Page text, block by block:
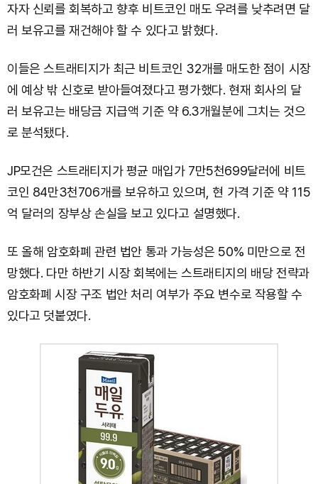
자자 신뢰를 회복하고 향후 비트코인 매도 우려를 낮추려면 달
러 보유고를 재건해야 할 수 있다고 밝혔다.
이들은 스트래티지가 최근 비트코인 32개를 매도한 점이 시장
에 예상 밖 신호로 받아들여졌다고 평가했다. 현재 회사의 달
러 보유고는 배당금 지급액 기준 약 6.3개월분에 그치는 것으
로 분석됐다.
JP모건은 스트래티지가 평균 매입가 7만5천699달러에 비트
코인 84만3천706개를 보유하고 있으며, 현 가격 기준 약 115
억 달러의 장부상 손실을 보고 있다고 설명했다.
또 올해 암호화폐 관련 법안 통과 가능성은 50% 미만으로 전
망했다. 다만 하반기 시장 회복에는 스트래티지의 배당 전략과
암호화폐 시장 구조 법안 처리 여부가 주요 변수로 작용할 수
있다고 덧붙였다.